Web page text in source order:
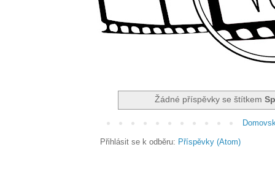
Žádné příspěvky se štítkem
Přihlásit se k odběru: Příspěvky (Atom)